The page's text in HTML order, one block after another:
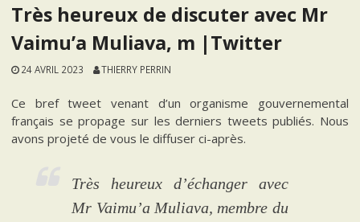
Très heureux de discuter avec Mr
Vaimu’a Muliava, m |Twitter
24 AVRIL 2023 THIERRY PERRIN
Ce bref tweet venant d’un organisme gouvernemental
français se propage sur les derniers tweets publiés. Nous
avons projeté de vous le diffuser ci-après.
Très heureux d’échanger avec
Mr Vaimu’a Muliava, membre du